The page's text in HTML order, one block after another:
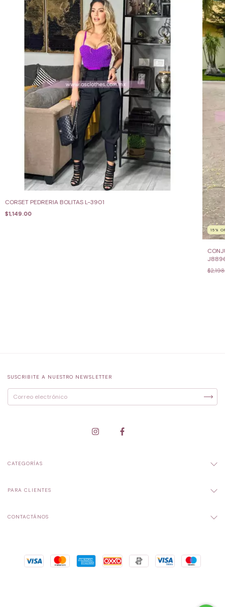
CORSET PEDRERIA BOLITAS L-3901
$1,149.00
15 %
SUSCRIBITE A NUESTRO NEWSLETTER
CATEGORÍAS
PARA CLIENTES
CONTACTÁNOS